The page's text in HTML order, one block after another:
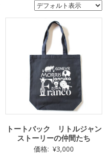
トートバック リトルジャン
ストーリーの仲間たち
価格: ¥3,000